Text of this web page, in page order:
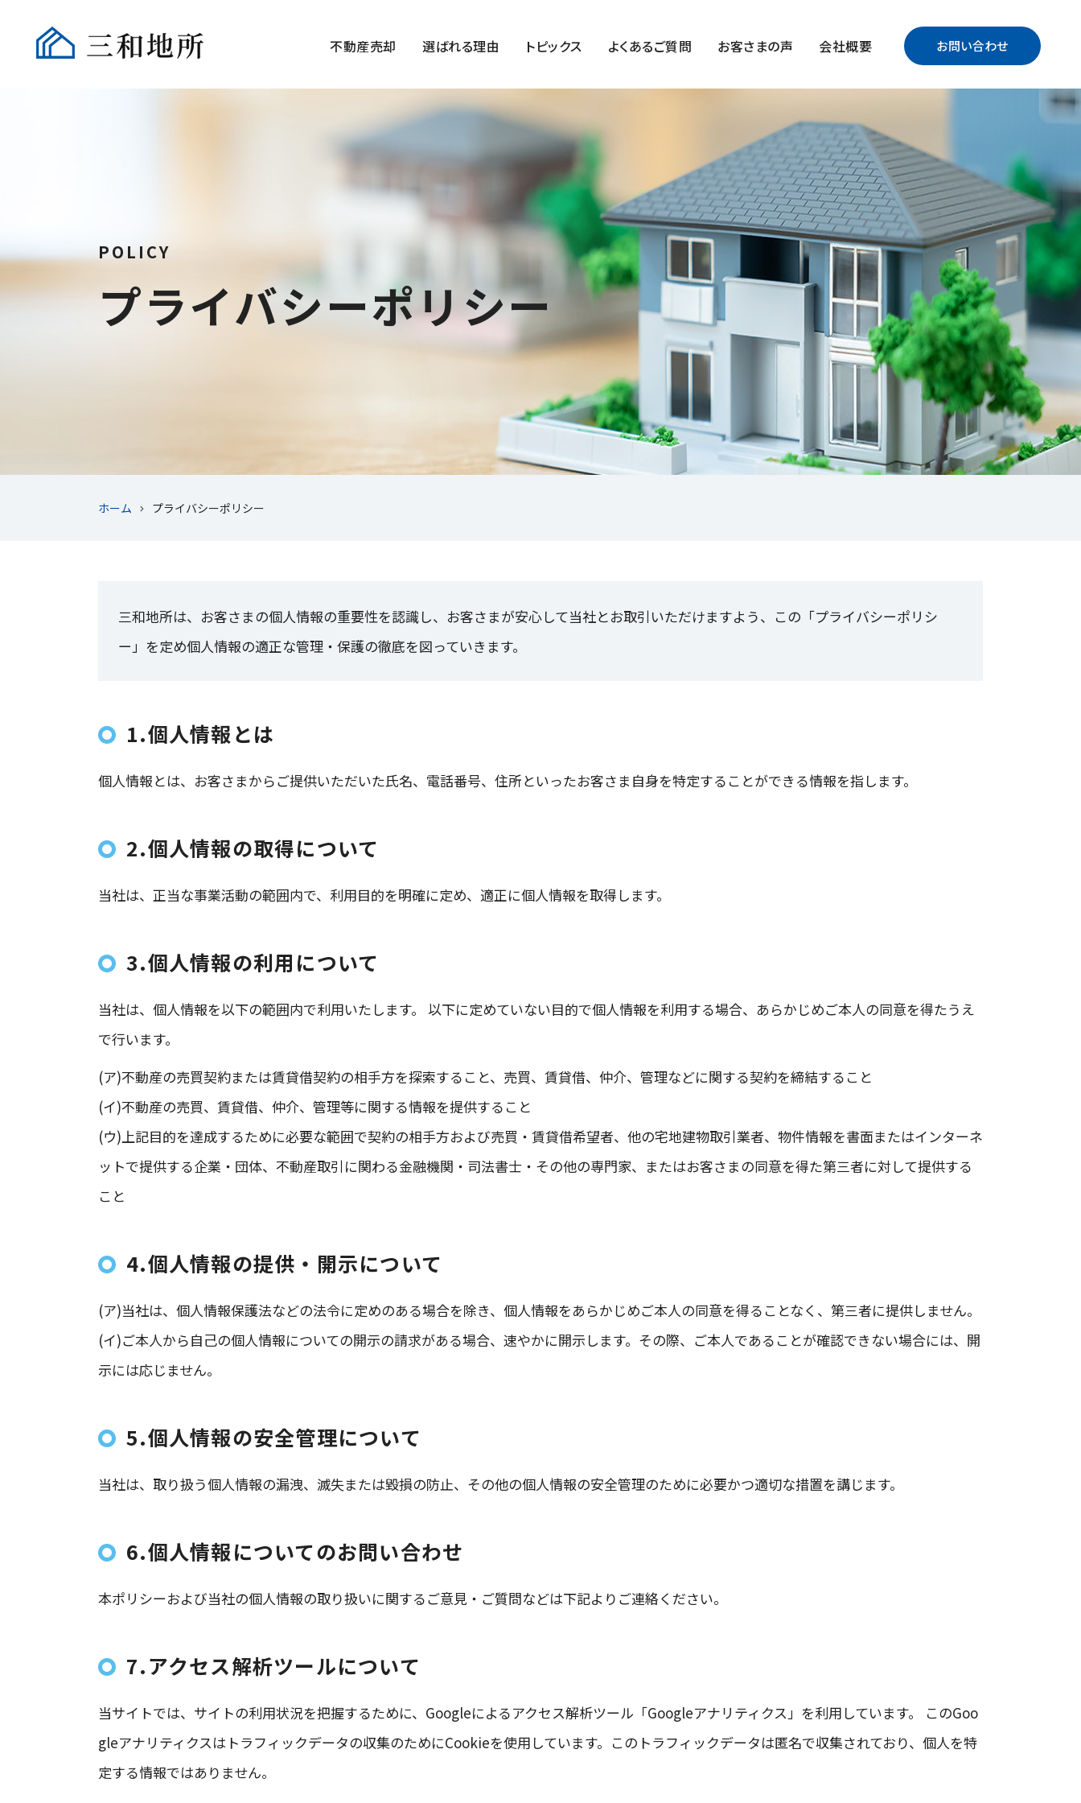
お問い合わせ
不動産売却 選ばれる理由 トピックス よくあるご質問 お客さまの声 会社概要
POLICY
プライバシーポリシー
ホーム プライバシーポリシー
三和地所は、お客さまの個人情報の重要性を認識し、お客さまが安心して当社とお取引いただけますよう、この「プライバシーポリシ
ー」を定め個人情報の適正な管理・保護の徹底を図っていきます。
1.個人情報とは
個人情報とは、お客さまからご提供いただいた氏名、電話番号、住所といったお客さま自身を特定することができる情報を指します。
2.個人情報の取得について
当社は、正当な事業活動の範囲内で、利用目的を明確に定め、適正に個人情報を取得します。
3.個人情報の利用について
当社は、個人情報を以下の範囲内で利用いたします。 以下に定めていない目的で個人情報を利用する場合、あらかじめご本人の同意を得たうえ
で行います。
(ア)不動産の売買契約または賃貸借契約の相手方を探索すること、売買、賃貸借、仲介、管理などに関する契約を締結すること
(イ)不動産の売買、賃貸借、仲介、管理等に関する情報を提供すること
(ウ)上記目的を達成するために必要な範囲で契約の相手方および売買・賃貸借希望者、他の宅地建物取引業者、物件情報を書面またはインターネ
ットで提供する企業・団体、不動産取引に関わる金融機関・司法書士・その他の専門家、またはお客さまの同意を得た第三者に対して提供する
こと
4.個人情報の提供・開示について
(ア)当社は、個人情報保護法などの法令に定めのある場合を除き、個人情報をあらかじめご本人の同意を得ることなく、第三者に提供しません。
(イ)ご本人から自己の個人情報についての開示の請求がある場合、速やかに開示します。その際、ご本人であることが確認できない場合には、開
示には応じません。
5.個人情報の安全管理について
当社は、取り扱う個人情報の漏洩、滅失または毀損の防止、その他の個人情報の安全管理のために必要かつ適切な措置を講じます。
6.個人情報についてのお問い合わせ
本ポリシーおよび当社の個人情報の取り扱いに関するご意見・ご質問などは下記よりご連絡ください。
7.アクセス解析ツールについて
当サイトでは、サイトの利用状況を把握するために、Googleによるアクセス解析ツール「Googleアナリティクス」を利用しています。 このGoo
gleアナリティクスはトラフィックデータの収集のためにCookieを使用しています。このトラフィックデータは匿名で収集されており、個人を特
定する情報ではありません。